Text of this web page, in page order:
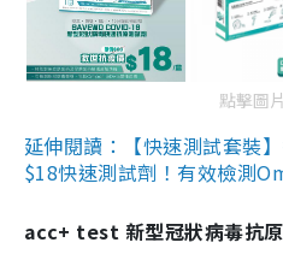
點擊圖
延伸閱讀：【快速測試套裝
$18快速測試劑！有效檢測
acc+ test 新型冠狀病毒抗